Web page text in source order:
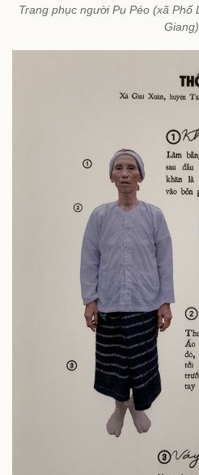
Trang phục người Pu Péo (xã
Giang)